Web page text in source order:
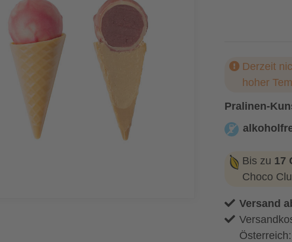
Derzeit
hoher
Pralinen-
Bis zu 17
Choco
Versand